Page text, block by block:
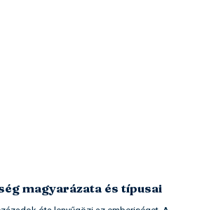
magyarázata és típusai